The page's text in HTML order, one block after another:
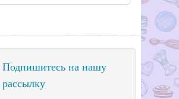
Подпишитесь на нашу
рассылку